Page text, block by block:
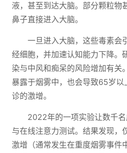
液，甚至到达大脑。部分颗粒物
鼻子直接进入大脑。
一旦进入大脑，这些毒素会
经细胞，并加速认知能力下降。
染与中风和痴呆的风险增加有关
暴露于烟雾中，也会导致65岁以
诊的激增。
2022年的一项实验让数千
与在线注意力测试。结果发现，
激增（通常发生在重度烟雾事件